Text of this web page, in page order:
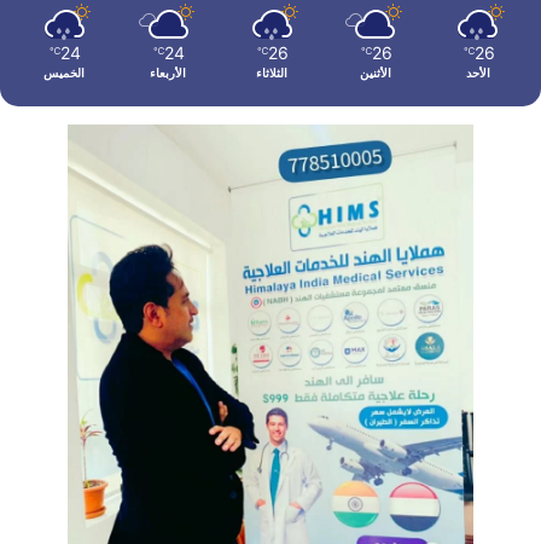
26
℃
الأحد
26
℃
الأثنين
26
℃
الثلاثاء
24
℃
الأربعاء
24
℃
الخميس